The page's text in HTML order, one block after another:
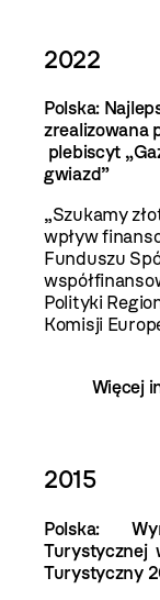
2022
Polska:
zrealizowana
plebiscyt
gwiazd”
„Szukamy
wpływ
Funduszu
Polityki
Komisji
Więcej
2015
Polska:
Turystycznej
Turystyczny